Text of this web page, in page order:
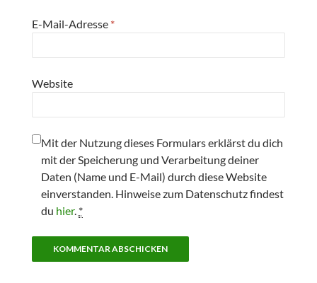
E-Mail-Adresse *
Website
Mit der Nutzung dieses Formulars erklärst du dich
mit der Speicherung und Verarbeitung deiner
Daten (Name und E-Mail) durch diese Website
einverstanden. Hinweise zum Datenschutz findest
du hier. *